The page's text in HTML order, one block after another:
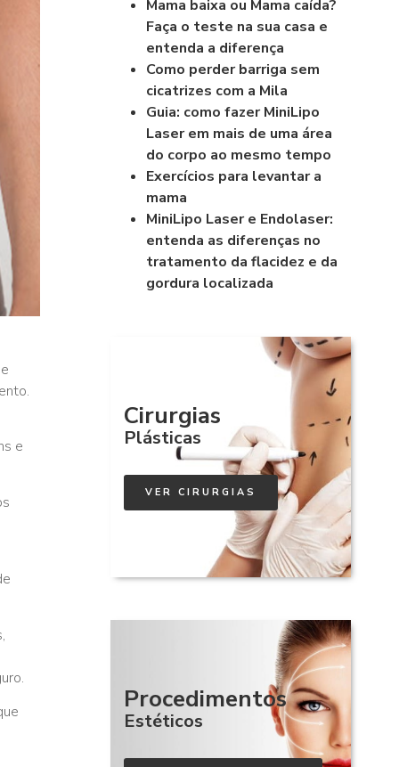
e
Mama baixa ou Mama caída?
Faça o teste na sua casa e
entenda a diferença
Como perder barriga sem
cicatrizes com a Mila
Guia: como fazer MiniLipo
Laser em mais de uma área
do corpo ao mesmo tempo
Exercícios para levantar a
mama
MiniLipo Laser e Endolaser:
entenda as diferenças no
tratamento da flacidez e da
gordura localizada
Cirurgias
Plásticas
VER CIRURGIAS
Procedimentos
Estéticos